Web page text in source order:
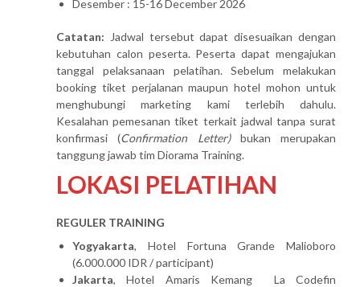
Desember : 15-16 December 2026
Catatan: Jadwal tersebut dapat disesuaikan dengan
kebutuhan calon peserta. Peserta dapat mengajukan
tanggal pelaksanaan pelatihan. Sebelum melakukan
booking tiket perjalanan maupun hotel mohon untuk
menghubungi marketing kami terlebih dahulu.
Kesalahan pemesanan tiket terkait jadwal tanpa surat
konfirmasi (Confirmation Letter)bukan merupakan
tanggung jawab tim Diorama Training.
LOKASI PELATIHAN
REGULER TRAINING
Yogyakarta, Hotel Fortuna Grande Malioboro
(6.000.000 IDR / participant)
Jakarta, Hotel Amaris Kemang La Codefin